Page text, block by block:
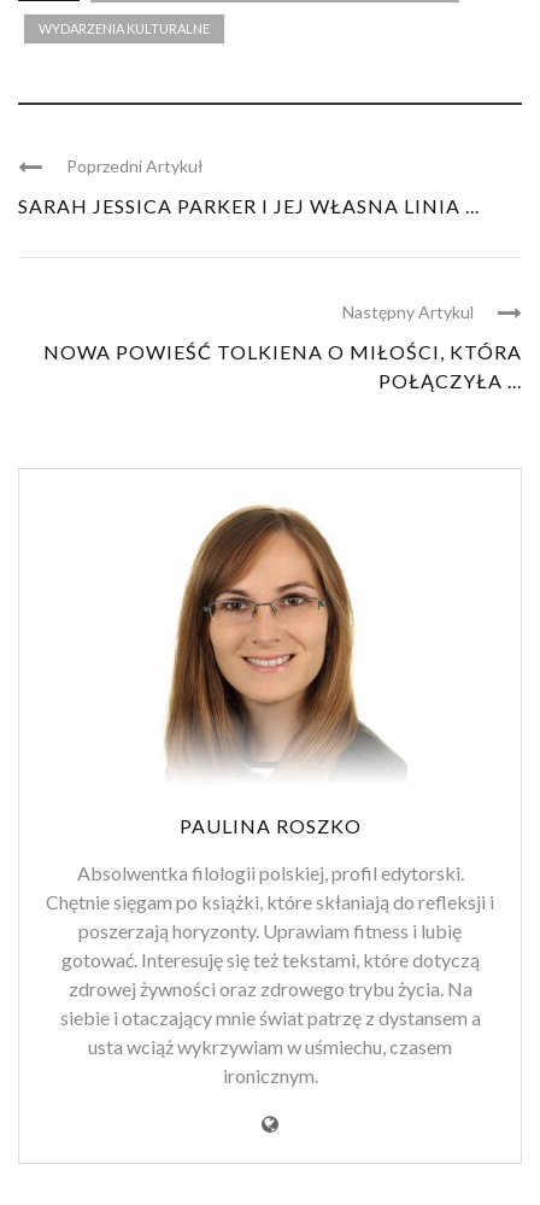
WYDARZENIA KULTURALNE
Poprzedni Artykuł
SARAH JESSICA PARKER I JEJ WŁASNA LINIA ...
Następny Artykul
NOWA POWIEŚĆ TOLKIENA O MIŁOŚCI, KTÓRA
POŁĄCZYŁA ...
PAULINA ROSZKO
Absolwentka filologii polskiej, profil edytorski.
Chętnie sięgam po książki, które skłaniają do refleksji i
poszerzają horyzonty. Uprawiam fitness i lubię
gotować. Interesuję się też tekstami, które dotyczą
zdrowej żywności oraz zdrowego trybu życia. Na
siebie i otaczający mnie świat patrzę z dystansem a
usta wciąż wykrzywiam w uśmiechu, czasem
ironicznym.